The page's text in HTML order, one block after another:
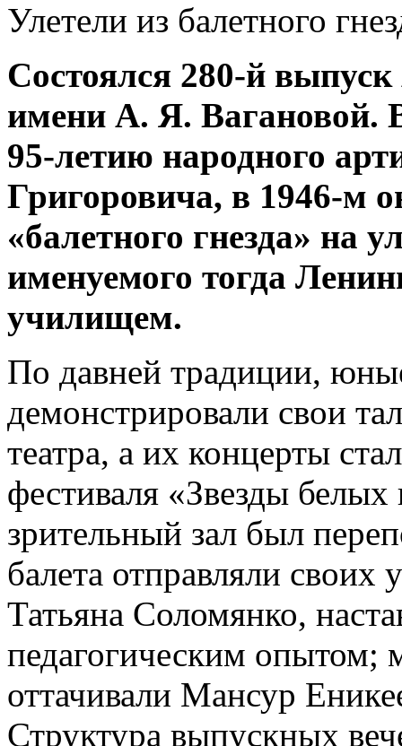
Улетели из балетного
Состоялся 280‑й
имени А. Я. Вагановой.
95‑летию народного
Григоровича, в 1946‑м
«балетного гнезда» на
именуемого тогда
училищем.
По давней традиции,
демонстрировали свои
театра, а их концерты
фестиваля «Звезды
зрительный зал был
балета отправляли
Татьяна Соломянко,
педагогическим опытом;
оттачивали Мансур
Структура выпускных